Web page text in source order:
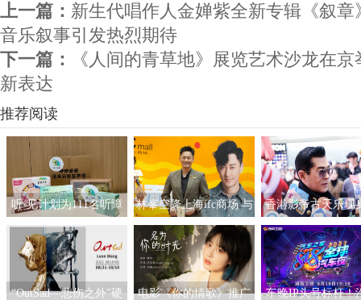
上一篇： 新生代唱作人金婵紫全新专辑《叙
音乐叙事引发热烈期待
下一篇：
《人间的青草地》展览艺术沙龙在
新表达
推荐阅读
听·见计划为111名听障
儿童送上新年声音礼
包：让每一次表达都有
回响
林峯空降上海ifc商场 与
粉丝共度缤纷春日
香港影帝古天乐现
海ifc商场 点亮「游
型圣诞之旅」开幕
“OutSad—悲伤之外”硬
电影《你的情歌》推广
车晚IP头号标杆！